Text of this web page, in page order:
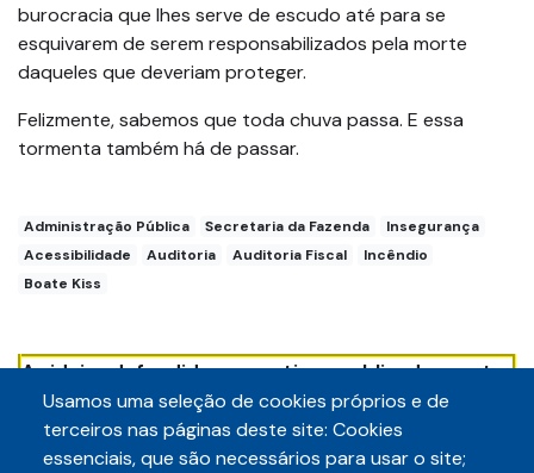
burocracia que lhes serve de escudo até para se
esquivarem de serem responsabilizados pela morte
daqueles que deveriam proteger.
Felizmente, sabemos que toda chuva passa. E essa
tormenta também há de passar.
Administração Pública Secretaria da Fazenda
Insegurança
Acessibilidade
Auditoria Auditoria Fiscal
Incêndio
Boate Kiss
As ideias defendidas nos artigos publicados neste
Blog são de responsabilidade dos autores e não
necessariamente refletem a posição institucional
da Auditece.
Usamos uma seleção de cookies próprios e de
terceiros nas páginas deste site: Cookies
essenciais, que são necessários para usar o site;